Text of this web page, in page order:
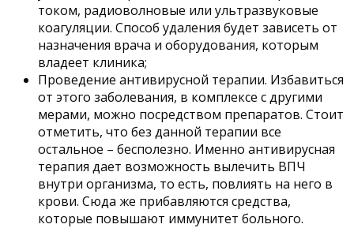
током, радиоволновые или ультразвуковые
коагуляции. Способ удаления будет зависеть от
назначения врача и оборудования, которым
владеет клиника;
Проведение антивирусной терапии. Избавиться
от этого заболевания, в комплексе с другими
мерами, можно посредством препаратов. Стоит
отметить, что без данной терапии все
остальное – бесполезно. Именно антивирусная
терапия дает возможность вылечить ВПЧ
внутри организма, то есть, повлиять на него в
крови. Сюда же прибавляются средства,
которые повышают иммунитет больного.